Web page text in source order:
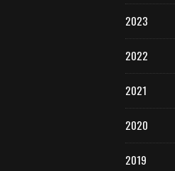
2023
2022
2021
2020
2019